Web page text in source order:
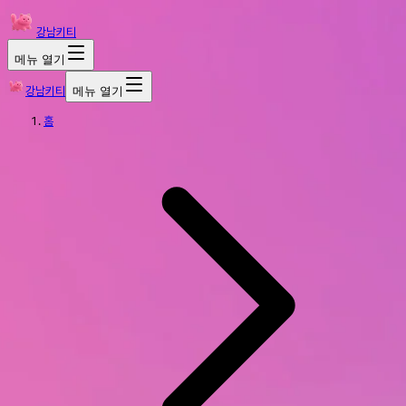
강남키티
메뉴 열기
강남키티 메뉴 열기
홈